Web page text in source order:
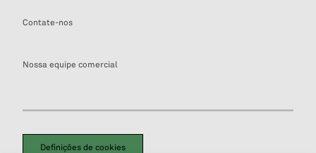
Contate-nos
Nossa equipe comercial
Definições de cookies